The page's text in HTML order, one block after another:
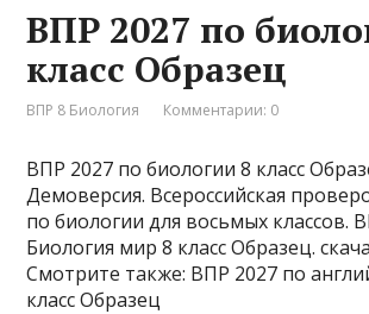
ВПР 2027 по
класс Образец
ВПР 8 Биология Комментарии: 0
ВПР 2027 по биологии 8 класс
Демоверсия. Всероссийская
по биологии для восьмых классов.
Биология мир 8 класс Образец.
Смотрите также: ВПР 2027 по
класс Образец